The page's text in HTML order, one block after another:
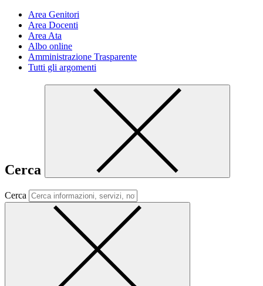
Area Genitori
Area Docenti
Area Ata
Albo online
Amministrazione Trasparente
Tutti gli argomenti
Cerca
Cerca